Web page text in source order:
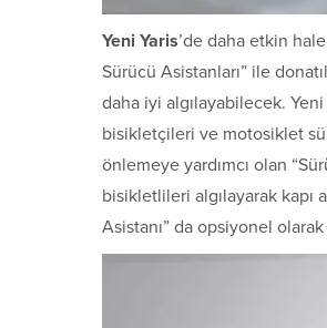
Yeni Yaris’de daha etkin
Sürücü Asistanları” ile
daha iyi algılayabilecek.
bisikletçileri ve motosiklet
önlemeye yardımcı olan
bisikletlileri algılayarak kapı
Asistanı” da opsiyonel